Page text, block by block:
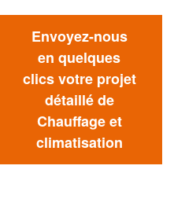
Envoyez-nous
en quelques
clics votre projet
détaillé de
Chauffage et
climatisation